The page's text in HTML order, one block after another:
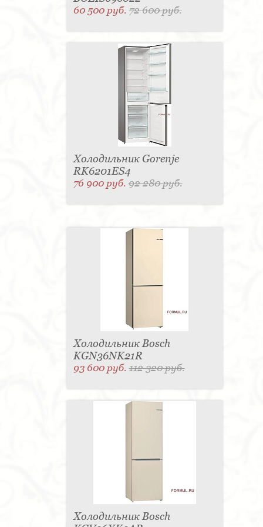
60 500 руб.72 600 руб.
Холодильник Gorenje
RK6201ES4
76 900 руб.92 280 руб.
Холодильник Bosch
KGN36NK21R
93 600 руб.112 320 руб.
Холодильник Bosch